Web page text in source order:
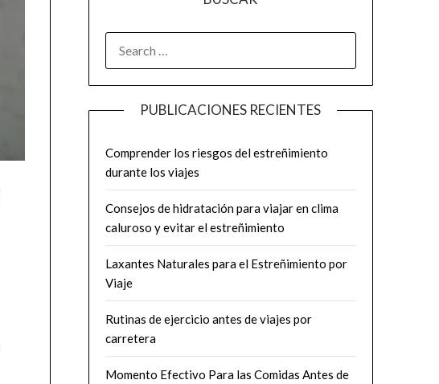
FOR:
PUBLICACIONES RECIENTES
Comprender los riesgos del estreñimiento
durante los viajes
Consejos de hidratación para viajar en clima
caluroso y evitar el estreñimiento
Laxantes Naturales para el Estreñimiento por
Viaje
Rutinas de ejercicio antes de viajes por
carretera
Momento Efectivo Para las Comidas Antes de